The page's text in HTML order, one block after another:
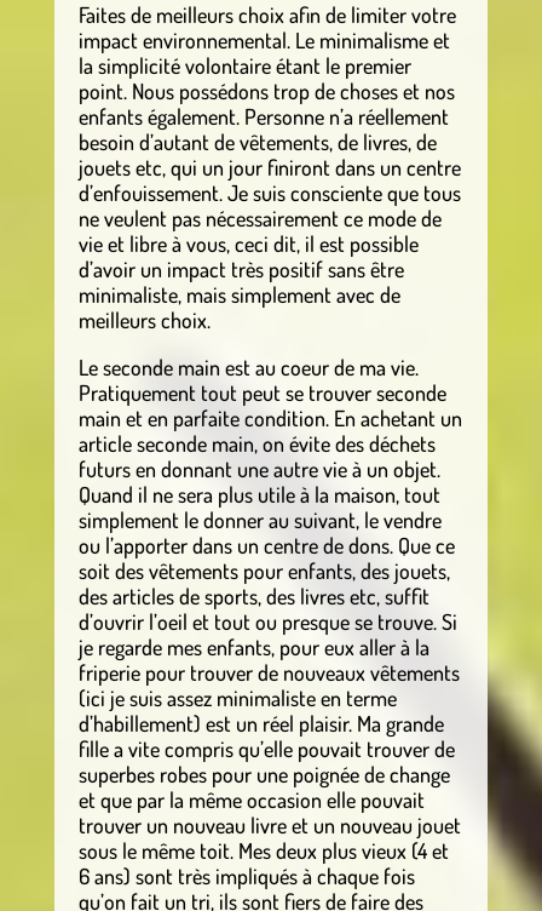
Faites de meilleurs choix afin de limiter votre
impact environnemental. Le minimalisme et
la simplicité volontaire étant le premier
point. Nous possédons trop de choses et nos
enfants également. Personne n’a réellement
besoin d’autant de vêtements, de livres, de
jouets etc, qui un jour finiront dans un centre
d’enfouissement. Je suis consciente que tous
ne veulent pas nécessairement ce mode de
vie et libre à vous, ceci dit, il est possible
d’avoir un impact très positif sans être
minimaliste, mais simplement avec de
meilleurs choix.
Le seconde main est au coeur de ma vie.
Pratiquement tout peut se trouver seconde
main et en parfaite condition. En achetant un
article seconde main, on évite des déchets
futurs en donnant une autre vie à un objet.
Quand il ne sera plus utile à la maison, tout
simplement le donner au suivant, le vendre
ou l’apporter dans un centre de dons. Que ce
soit des vêtements pour enfants, des jouets,
des articles de sports, des livres etc, suffit
d’ouvrir l’oeil et tout ou presque se trouve. Si
je regarde mes enfants, pour eux aller à la
friperie pour trouver de nouveaux vêtements
(ici je suis assez minimaliste en terme
d’habillement) est un réel plaisir. Ma grande
fille a vite compris qu’elle pouvait trouver de
superbes robes pour une poignée de change
et que par la même occasion elle pouvait
trouver un nouveau livre et un nouveau jouet
sous le même toit. Mes deux plus vieux (4 et
6 ans) sont très impliqués à chaque fois
qu’on fait un tri, ils sont fiers de faire des